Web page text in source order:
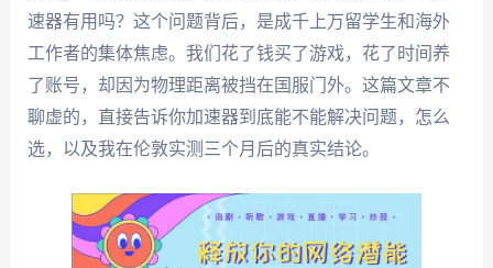
速器有用吗？这个问题背后，是成千上万留学生和海外
工作者的集体焦虑。我们花了钱买了游戏，花了时间养
了账号，却因为物理距离被挡在国服门外。这篇文章不
聊虚的，直接告诉你加速器到底能不能解决问题，怎么
选，以及我在伦敦实测三个月后的真实结论。